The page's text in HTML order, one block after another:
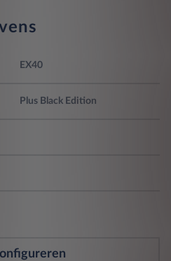
EX40
Plus Black Edition